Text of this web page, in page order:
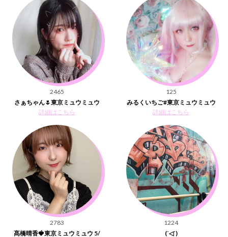
2465
さぁちゃん🌷東京ミュウミュウ
詳細はこちら
125
みるくいちご#東京ミュウミュウ
詳細はこちら
2783
髙橋晴香🍓東京ミュウミュウ 5/
1224
(˙◁˙)